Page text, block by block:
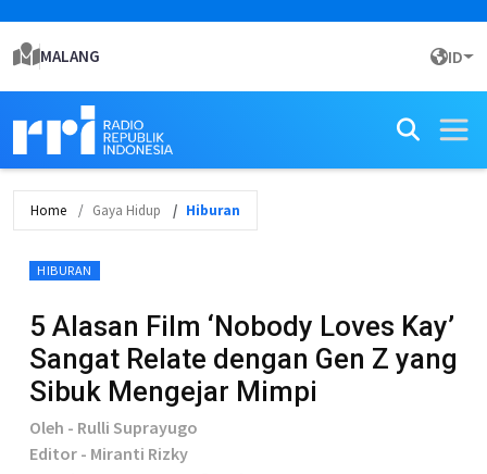
MALANG ID
Home Gaya Hidup Hiburan
HIBURAN
5 Alasan Film ‘Nobody Loves Kay’
Sangat Relate dengan Gen Z yang
Sibuk Mengejar Mimpi
Oleh - Rulli Suprayugo
Editor - Miranti Rizky